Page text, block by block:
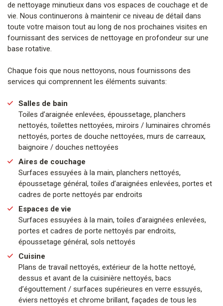
de nettoyage minutieux dans vos espaces de couchage et de
vie. Nous continuerons à maintenir ce niveau de détail dans
toute votre maison tout au long de nos prochaines visites en
fournissant des services de nettoyage en profondeur sur une
base rotative.
Chaque fois que nous nettoyons, nous fournissons des
services qui comprennent les éléments suivants:
Salles de bain
Toiles d’araignée enlevées, époussetage, planchers
nettoyés, toilettes nettoyées, miroirs / luminaires chromés
nettoyés, portes de douche nettoyées, murs de carreaux,
baignoire / douches nettoyées
Aires de couchage
Surfaces essuyées à la main, planchers nettoyés,
époussetage général, toiles d’araignées enlevées, portes et
cadres de porte nettoyés par endroits
Espaces de vie
Surfaces essuyées à la main, toiles d’araignées enlevées,
portes et cadres de porte nettoyés par endroits,
époussetage général, sols nettoyés
Cuisine
Plans de travail nettoyés, extérieur de la hotte nettoyé,
dessus et avant de la cuisinière nettoyés, bacs
d’égouttement / surfaces supérieures en verre essuyés,
éviers nettoyés et chrome brillant, façades de tous les